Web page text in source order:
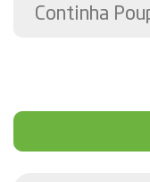
Continha